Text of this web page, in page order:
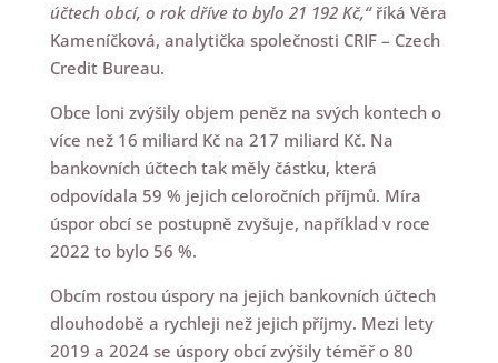
účtech obcí, o rok dříve to bylo 21 192 Kč,“ říká Věra
Kameníčková, analytička společnosti CRIF – Czech
Credit Bureau.
Obce loni zvýšily objem peněz na svých kontech o
více než 16 miliard Kč na 217 miliard Kč. Na
bankovních účtech tak měly částku, která
odpovídala 59 % jejich celoročních příjmů. Míra
úspor obcí se postupně zvyšuje, například v roce
2022 to bylo 56 %.
Obcím rostou úspory na jejich bankovních účtech
dlouhodobě a rychleji než jejich příjmy. Mezi lety
2019 a 2024 se úspory obcí zvýšily téměř o 80